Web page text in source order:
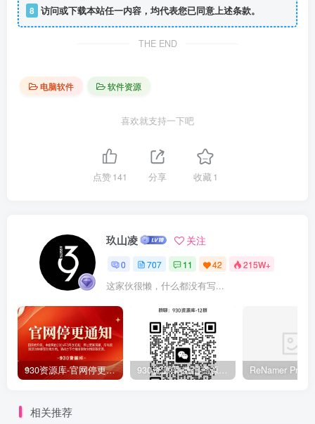
8 访问或下载本站任一内容，均代表您已同意上述条款。
THE END
电脑软件 软件资源
喜欢就支持一下吧
点赞141 分享 收藏1
玖山凌 关注
0 707 11 42 215W+
这家伙很懒，什么都没有写...
930资源库-官网停更通知-【换在线文档更新-每日更新】 930资源库-微信资源12群【限时免费】开放入群中！！！
相关推荐